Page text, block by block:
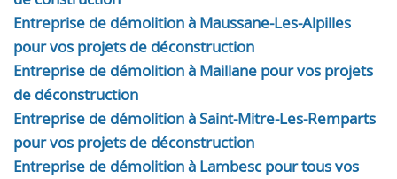
Entreprise de démolition à Maussane-Les-Alpilles
pour vos projets de déconstruction
Entreprise de démolition à Maillane pour vos projets
de déconstruction
Entreprise de démolition à Saint-Mitre-Les-Remparts
pour vos projets de déconstruction
Entreprise de démolition à Lambesc pour tous vos